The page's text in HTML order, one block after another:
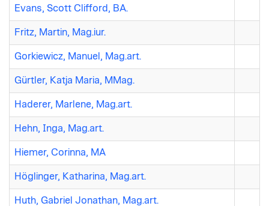
Evans, Scott Clifford, BA.
Fritz, Martin, Mag.iur.
Gorkiewicz, Manuel, Mag.art.
Gürtler, Katja Maria, MMag.
Haderer, Marlene, Mag.art.
Hehn, Inga, Mag.art.
Hiemer, Corinna, MA
Höglinger, Katharina, Mag.art.
Huth, Gabriel Jonathan, Mag.art.